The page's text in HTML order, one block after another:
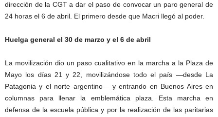
dirección de la CGT a dar el paso de convocar un paro general de
24 horas el 6 de abril. El primero desde que Macri llegó al poder.
Huelga general el 30 de marzo y el 6 de abril
La movilización dio un paso cualitativo en la marcha a la Plaza de
Mayo los días 21 y 22, movilizándose todo el país —desde La
Patagonia y el norte argentino— y entrando en Buenos Aires en
columnas para llenar la emblemática plaza. Esta marcha en
defensa de la escuela pública y por la realización de las paritarias